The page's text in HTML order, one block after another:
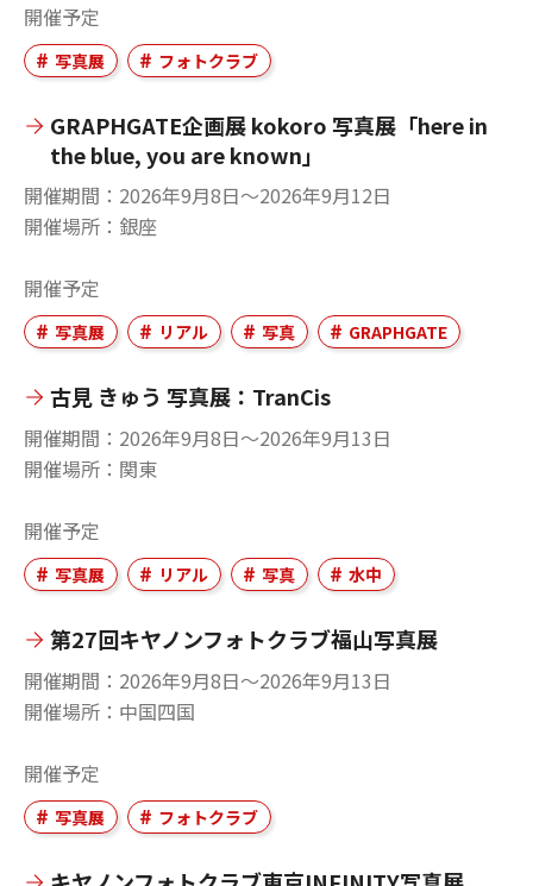
開催予定
写真展 フォトクラブ
GRAPHGATE企画展 kokoro 写真展「here in
the blue, you are known」
開催期間
2026年9月8日〜2026年9月12日
開催場所
銀座
開催予定
写真展 リアル 写真 GRAPHGATE
古見 きゅう 写真展：TranCis
開催期間
2026年9月8日〜2026年9月13日
開催場所
関東
開催予定
写真展 リアル 写真 水中
第27回キヤノンフォトクラブ福山写真展
開催期間
2026年9月8日〜2026年9月13日
開催場所
中国四国
開催予定
写真展 フォトクラブ